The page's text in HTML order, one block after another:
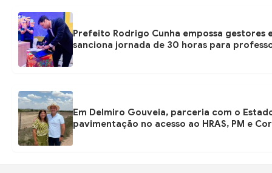
Prefeito Rodrigo Cunha empossa gestores
sanciona jornada de 30 horas para
Em Delmiro Gouveia, parceria com o
pavimentação no acesso ao HRAS, PM e